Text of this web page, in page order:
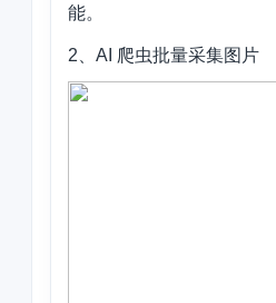
能。
2、AI 爬虫批量采集图片